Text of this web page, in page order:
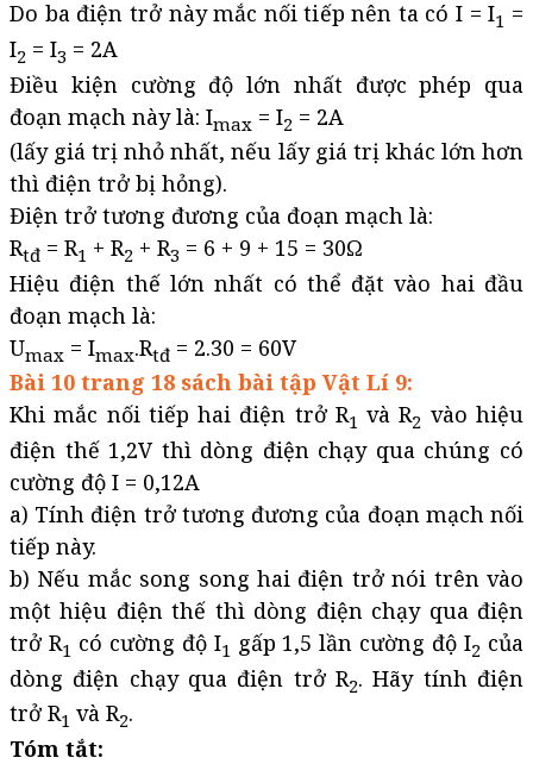
Do ba điện trở này mắc nối tiếp nên ta có I = I1 =
I2 = I3 = 2A
Điều kiện cường độ lớn nhất được phép qua
đoạn mạch này là: Imax = I2 = 2A
(lấy giá trị nhỏ nhất, nếu lấy giá trị khác lớn hơn
thì điện trở bị hỏng).
Điện trở tương đương của đoạn mạch là:
Rtđ = R1 + R2 + R3 = 6 + 9 + 15 = 30Ω
Hiệu điện thế lớn nhất có thể đặt vào hai đầu
đoạn mạch là:
Umax = Imax.Rtđ = 2.30 = 60V
Bài 10 trang 18 sách bài tập Vật Lí 9:
Khi mắc nối tiếp hai điện trở R1 và R2 vào hiệu
điện thế 1,2V thì dòng điện chạy qua chúng có
cường độ I = 0,12A
a) Tính điện trở tương đương của đoạn mạch nối
tiếp này.
b) Nếu mắc song song hai điện trở nói trên vào
một hiệu điện thế thì dòng điện chạy qua điện
trở R1 có cường độ I1 gấp 1,5 lần cường độ I2 của
dòng điện chạy qua điện trở R2. Hãy tính điện
trở R1 và R2.
Tóm tắt: